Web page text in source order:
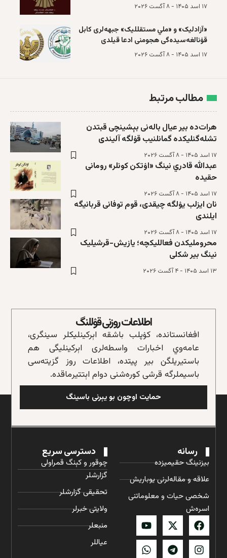
۱۷ اسد ۱۴۰۵ - ۸ آگست ۲۰۲۶
«آزادلیک» و «ملي مستقللیک» جبهه‌لری کابل
قۉنالغه‌سیده‌گی هجومنی ادعا قیلدی
۱۷ اسد ۱۴۰۵ - ۸ آگست ۲۰۲۶
مطالب مرتبط
هرات‌ده بیر عیال باله‌نی بېشینچی قبتدن
تشله‌گنلیکده گمانلنیب قۉلگه آلیندی
۱۷ اسد ۱۴۰۵ - ۸ آگست ۲۰۲۶
عبدالله قادري نینگ «اۉتکن کونلر» رومانی
حقیده
۱۷ اسد ۱۴۰۵ - ۸ آگست ۲۰۲۶
نان ایزلب یۉلگه چیقدی، قوم توفانی قربانیگه
ایلندی
۱۷ اسد ۱۴۰۵ - ۸ آگست ۲۰۲۶
محروملیکدن فعاللیکچه؛ یازیش-قرشیلیک
نینگ بیر شکلی
۱۳ اسد ۱۴۰۵ - ۴ آگست ۲۰۲۶
اطلاعات روزنی قۉللنگ
افغانستانده، کۉپلب باشقه‌ اېرکینلیکلر سینگری،
عامه‌وي اخبارات واسطه‌لری اېرکینلیگی هم
باستیریلگن بیر پیتده، اطلاعات روز گزیته‌سی
باسیملرگه قرشی کوره‌شنی دوام اېتتیرماقده.
حمایت اوچون بو یېرنی باسینگ
رسانه
بیزنینگ حقیمیزده
علاقه و مقاله‌لرنی یوباریش
شخصی حیات و معلوماتنی
اسره‌ش
دسترسی سریع
چوقور و کېنگ قمراولی
گزارشلر
تحقیقی گزارشلر
ولایتی خبرلر
منبعلر
عیاللر